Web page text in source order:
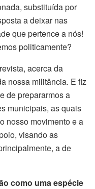
substituída por
a deixar nas
que pertence a nós!
politicamente?
acerca da
nossa militância. E fiz
de prepararmos a
municipais, as quais
nosso movimento e a
visando as
a de
como uma espécie